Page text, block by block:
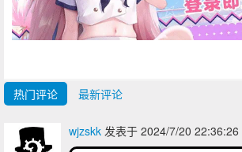
热门评论 最新评论
wjzskk 发表于 2024/7/20 22:36:26